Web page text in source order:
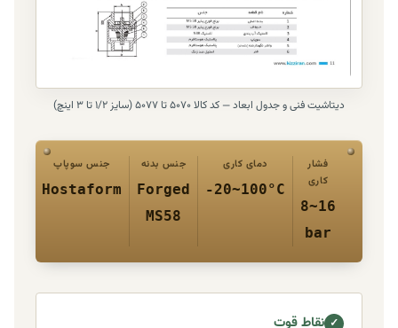
دیتاشیت فنی و جدول ابعاد — کد کالا 5070 تا 5077 (سایز ۱/۲ تا ۳ اینچ)
فشار
کاری
8~16
bar
دمای کاری
-20~100°C
جنس بدنه
Forged
MS58
جنس سوپاپ
Hostaform
✓ نقاط قوت